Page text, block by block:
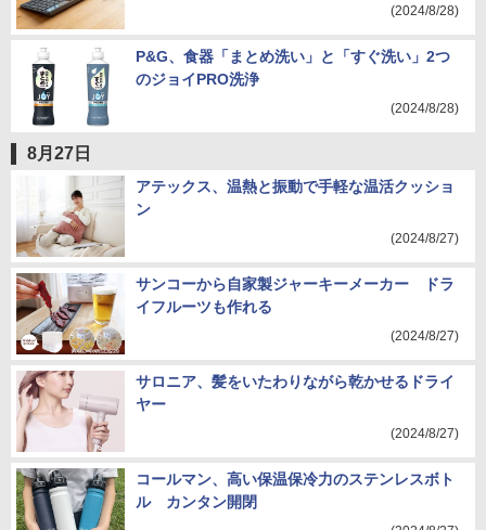
(2024/8/28)
P&G、食器「まとめ洗い」と「すぐ洗い」2つ
のジョイPRO洗浄
(2024/8/28)
8月27日
アテックス、温熱と振動で手軽な温活クッショ
ン
(2024/8/27)
サンコーから自家製ジャーキーメーカー ドラ
イフルーツも作れる
(2024/8/27)
サロニア、髪をいたわりながら乾かせるドライ
ヤー
(2024/8/27)
コールマン、高い保温保冷力のステンレスボト
ル カンタン開閉